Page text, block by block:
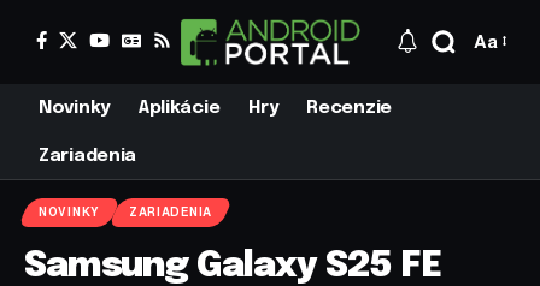
Aa
Novinky Aplikácie Hry Recenzie
Zariadenia
NOVINKY ZARIADENIA
Samsung Galaxy S25 FE